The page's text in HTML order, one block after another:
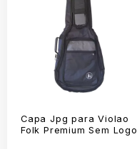
Capa Jpg para Violao
Folk Premium Sem Logo